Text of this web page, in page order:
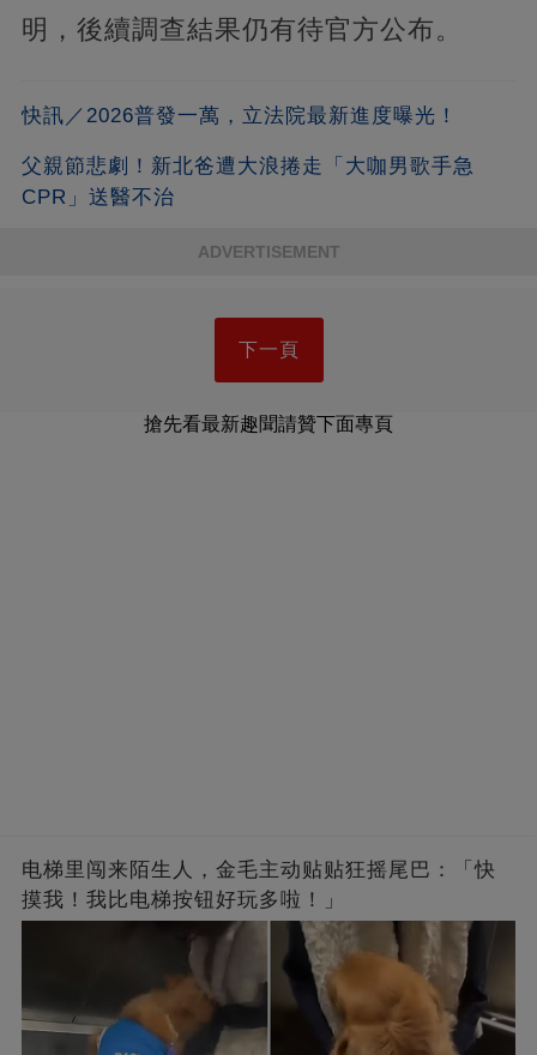
明，後續調查結果仍有待官方公布。
快訊／2026普發一萬，立法院最新進度曝光！
父親節悲劇！新北爸遭大浪捲走「大咖男歌手急
CPR」送醫不治
ADVERTISEMENT
下一頁
搶先看最新趣聞請贊下面專頁
电梯里闯来陌生人，金毛主动贴贴狂摇尾巴：「快
摸我！我比电梯按钮好玩多啦！」